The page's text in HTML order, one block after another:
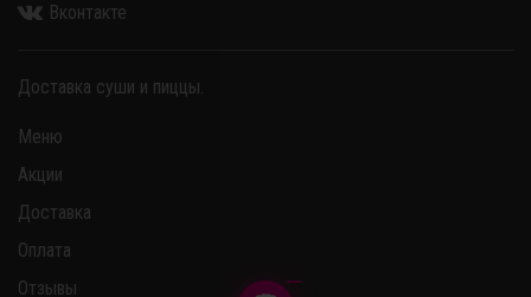
Вконтакте
Доставка суши и пиццы.
Меню
Акции
Доставка
Оплата
Отзывы